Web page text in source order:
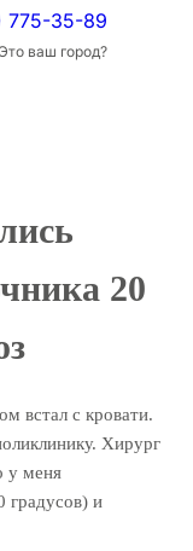
775-35-89
ваш город?
20
встал с кровати.
Хирург
у меня
градусов) и